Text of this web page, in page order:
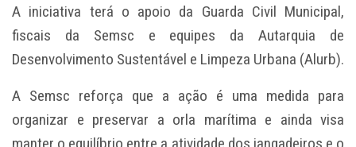
A iniciativa terá o apoio da Guarda Civil Municipal,
fiscais da Semsc e equipes da Autarquia de
Desenvolvimento Sustentável e Limpeza Urbana (Alurb).
A Semsc reforça que a ação é uma medida para
organizar e preservar a orla marítima e ainda visa